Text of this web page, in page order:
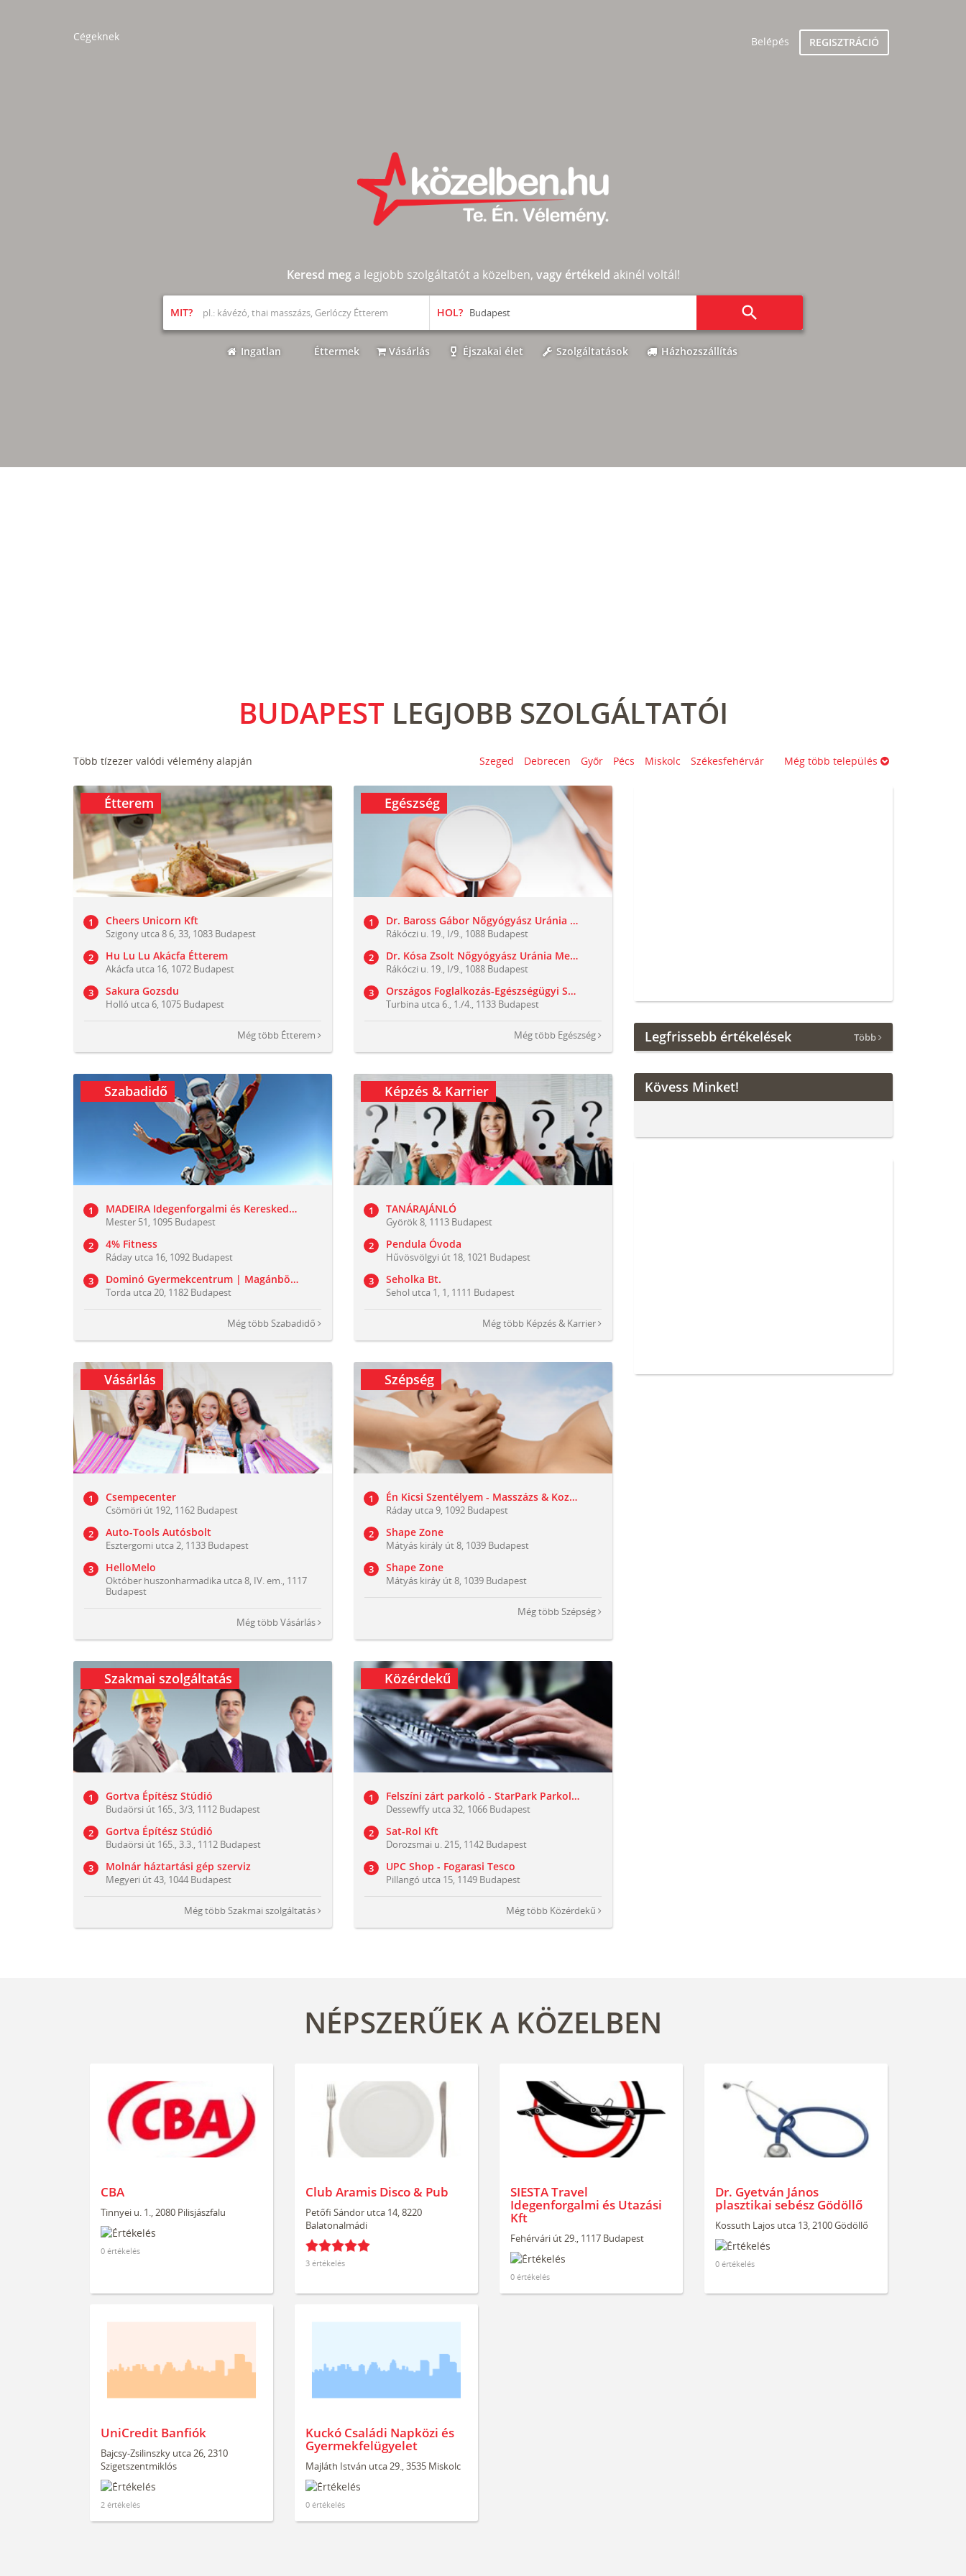
Cégeknek Belépés REGISZTRÁCIÓ
Keresd mega legjobb szolgáltatót a közelben, vagy értékeld akinél voltál!
search
Ingatlan Éttermek Vásárlás Éjszakai élet Szolgáltatások Házhozszállítás
BUDAPEST LEGJOBB SZOLGÁLTATÓI
Több tízezer valódi vélemény alapján Szeged Debrecen Győr Pécs Miskolc Székesfehérvár Még több település
Étterem
Cheers Unicorn Kft
Szigony utca 8 6, 33, 1083 Budapest
Hu Lu Lu Akácfa Étterem
Akácfa utca 16, 1072 Budapest
Sakura Gozsdu
Holló utca 6, 1075 Budapest
Még több Étterem
Egészség
Dr. Baross Gábor Nőgyógyász Uránia Medical Center
Rákóczi u. 19., I/9., 1088 Budapest
Dr. Kósa Zsolt Nőgyógyász Uránia Medical Center
Rákóczi u. 19., I/9., 1088 Budapest
Országos Foglalkozás-Egészségügyi Szolgálat Kft.
Turbina utca 6., 1./4., 1133 Budapest
Még több Egészség
Szabadidő
MADEIRA Idegenforgalmi és Kereskedelmi Kft
Mester 51, 1095 Budapest
4% Fitness
Ráday utca 16, 1092 Budapest
Dominó Gyermekcentrum | Magánbölcsőde - Családi Játszóház
Torda utca 20, 1182 Budapest
Még többSzabadidő
Képzés & Karrier
TANÁRAJÁNLÓ
Györök 8, 1113 Budapest
Pendula Óvoda
Hűvösvölgyi út 18, 1021 Budapest
Seholka Bt.
Sehol utca 1, 1, 1111 Budapest
Még több Képzés & Karrier
Vásárlás
Csempecenter
Csömöri út 192, 1162 Budapest
Auto-Tools Autósbolt
Esztergomi utca 2, 1133 Budapest
HelloMelo
Október huszonharmadika utca 8, IV. em., 1117
Budapest
Még többVásárlás
Szépség
Én Kicsi Szentélyem - Masszázs & Kozmetika
Ráday utca 9, 1092 Budapest
Shape Zone
Mátyás király út 8, 1039 Budapest
Shape Zone
Mátyás kiráy út 8, 1039 Budapest
Még többSzépség
Szakmai szolgáltatás
Gortva Építész Stúdió
Budaörsi út 165., 3/3, 1112 Budapest
Gortva Építész Stúdió
Budaörsi út 165., 3.3., 1112 Budapest
Molnár háztartási gép szerviz
Megyeri út 43, 1044 Budapest
Még többSzakmai szolgáltatás
Közérdekű
Felszíni zárt parkoló - StarPark Parkolók (Dessewffy utca 32)
Dessewffy utca 32, 1066 Budapest
Sat-Rol Kft
Dorozsmai u. 215, 1142 Budapest
UPC Shop - Fogarasi Tesco
Pillangó utca 15, 1149 Budapest
Még több Közérdekű
Legfrissebb értékelések Több
Kövess Minket!
NÉPSZERŰEK A KÖZELBEN
CBA
Tinnyei u. 1., 2080 Pilisjászfalu
0 értékelés
Club Aramis Disco & Pub
Petőfi Sándor utca 14, 8220
Balatonalmádi
3 értékelés
SIESTA Travel
Idegenforgalmi és Utazási
Kft
Fehérvári út 29., 1117 Budapest
0 értékelés
Dr. Gyetván János
plasztikai sebész Gödöllő
Kossuth Lajos utca 13, 2100 Gödöllő
0 értékelés
UniCredit Banfiók
Bajcsy-Zsilinszky utca 26, 2310
Szigetszentmiklós
2 értékelés
Kuckó Családi Napközi és
Gyermekfelügyelet
Majláth István utca 29., 3535 Miskolc
0 értékelés